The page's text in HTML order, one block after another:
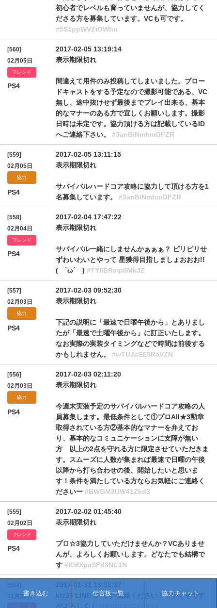
初心者でレベルも育っていませんが、協力してく
ださる方を募集しています。VCも可です。
#5S1ppWVZiOWhn
[560]
02月05日
フレンド
PS4
2017-02-05 13:19:14
表示期限切れ
間違えて用件のみ投稿してしまいました。ブロー
ドキャストをする予定なので撮影可能である、VC
無し、途中抜けせず最後までプレイ出来る、基本
的なマナーのある方で宜しくお願いします。撮影
日時は未定です。協力頂ける方は記載しているID
へご連絡下さい。 #3anBiNmhmOFZR
[559]
02月05日
協力
PS4
2017-02-05 13:11:15
表示期限切れ
サバイバルハードコア攻略に協力して頂ける方を1
名募集しています。 #3anBiNmhmOFZR
[558]
02月04日
フレンド
PS4
2017-02-04 17:47:22
表示期限切れ
サバイバル一緒にしませんかぁぁぁ‍？ ピリピリせ
ずわいわいとやって 星獲得目指しましょおおお!!
( `ω´ ) #TYllBRmp0MkJZ
[557]
02月03日
協力
PS4
2017-02-03 09:52:30
表示期限切れ
下記の説明に「最速で日曜午後から」とありまし
たが「最速で土曜午後から」に訂正いたします。
なお実際の実装タイミングなどで時間は前後する
かもしれません。 #wTUJaSE9RaVZN
[556]
02月03日
協力
PS4
2017-02-03 02:11:20
表示期限切れ
今週末実装予定のサバイバルハードコア攻略の人
員募集します。最低条件として①プロAll★3勲章
取得されている方②基本的なマナーを弁えてお
り、基本的なコミュニケーションに支障が無い
方 以上の2点を守れる方に限定させていただきま
す。スムーズに人数が集まれば最速で日曜の午後
以降から打ち合わせの後、開始したいと思いま
す！条件を満たしている方ならお気軽にご連絡く
ださいー #BWGM3UW41Zkd3
[555]
02月02日
フレンド
PS4
2017-02-02 01:45:40
表示期限切れ
プロ☆3協力していただけませんか？VCありませ
んが、よろしくお願いします。どなたでも結構で
す #KMXpaSFd3NC1N
01月31日
krz36 LINE ID です 連絡ください！下手くそです
書き込む 伝言板一覧 協力チャット